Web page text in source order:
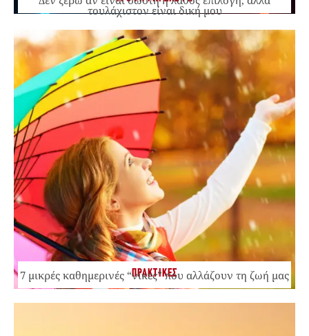
τουλάχιστον είναι δική μου
ΠΡΑΚΤΙΚΕΣ
7 μικρές καθημερινές “νίκες” που αλλάζουν τη ζωή μας